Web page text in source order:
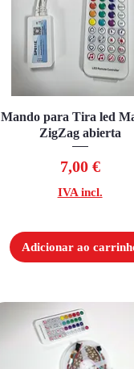
Visualização rápida
Mando para Tira led
ZigZag abierta
Preço
7,00 €
IVA incl.
Adicionar ao